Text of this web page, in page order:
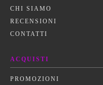
CHI SIAMO
RECENSIONI
CONTATTI
ACQUISTI
PROMOZIONI